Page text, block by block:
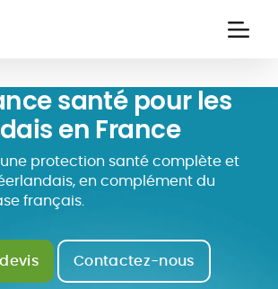
santé pour les
en France
protection santé complète et
en complément du
français.
Contactez-nous